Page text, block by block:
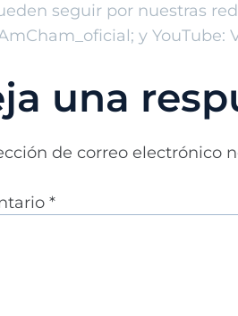
seguir por nuestras
y YouTube:
una
de correo electrónico
*